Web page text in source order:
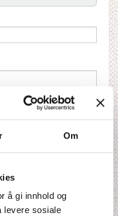
Om
å gi innhold og
levere sosiale